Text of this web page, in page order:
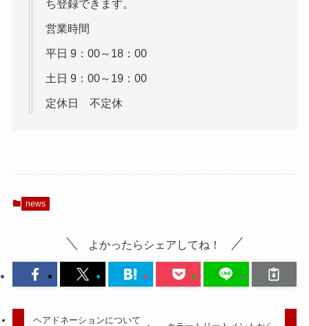
ち登録できます。
営業時間
平日 9：00～18：00
土日 9：00～19：00
定休日 不定休
news
よかったらシェアしてね！
ヘアドネーションについて